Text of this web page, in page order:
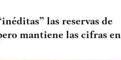
las reservas de
mantiene las cifras en